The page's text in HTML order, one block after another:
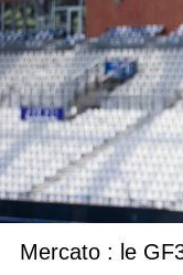
Mercato : le